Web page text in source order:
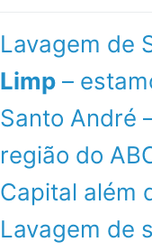
Lavagem de
Limp –
Santo André
região do
Capital além
Lavagem de